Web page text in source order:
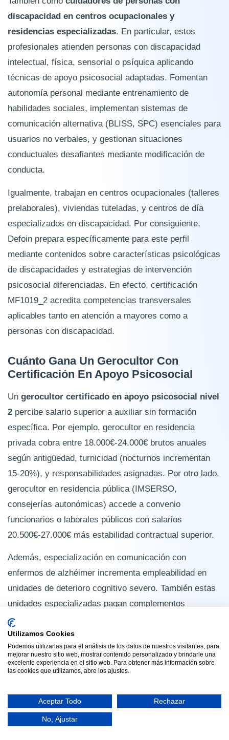
discapacidad en centros ocupacionales y
residencias especializadas. En particular, estos
profesionales atienden personas con discapacidad
intelectual, física, sensorial o psíquica aplicando
técnicas de apoyo psicosocial adaptadas. Fomentan
autonomía personal mediante entrenamiento de
habilidades sociales, implementan sistemas de
comunicación alternativa (BLISS, SPC) esenciales para
usuarios no verbales, y gestionan situaciones
conductuales desafiantes mediante modificación de
conducta.
Igualmente, trabajan en centros ocupacionales (talleres
prelaborales), viviendas tuteladas, y centros de día
especializados en discapacidad. Por consiguiente,
Defoin prepara específicamente para este perfil
mediante contenidos sobre características psicológicas
de discapacidades y estrategias de intervención
psicosocial diferenciadas. En efecto, certificación
MF1019_2 acredita competencias transversales
aplicables tanto en atención a mayores como a
personas con discapacidad.
Cuánto Gana Un Gerocultor Con
Certificación En Apoyo Psicosocial
Un gerocultor certificado en apoyo psicosocial nivel
2 percibe salario superior a auxiliar sin formación
específica. Por ejemplo, gerocultor en residencia
privada cobra entre 18.000€-24.000€ brutos anuales
según antigüedad, turnicidad (nocturnos incrementan
15-20%), y responsabilidades asignadas. Por otro lado,
gerocultor en residencia pública (IMSERSO,
consejerías autonómicas) accede a convenio
funcionarios o laborales públicos con salarios
20.500€-27.000€ más estabilidad contractual superior.
Además, especialización en comunicación con
enfermos de alzhéimer incrementa empleabilidad en
unidades de deterioro cognitivo severo. También estas
unidades especializadas pagan complementos
salariales 1.500€-2.500€ adicionales anuales
reconociendo formación específica. En consecuencia,
gerocultor especializado en apoyo psicosocial con 5
años experiencia puede alcanzar 26.000€-29.000€
certificación MF1019_2 es requisito obligatorio para
ascenso a coordinador de planta (30.000€-36.000€)
en residencias medianas-grandes.
Utilizamos Cookies
Podemos utilizarlas para el análisis de los datos de nuestros visitantes, para
mejorar nuestro sitio web, mostrar contenido personalizado y brindarle una
excelente experiencia en el sitio web. Para obtener más información sobre
las cookies que utilizamos, abre los ajustes.
Aceptar Todo Rechazar
No, Ajustar